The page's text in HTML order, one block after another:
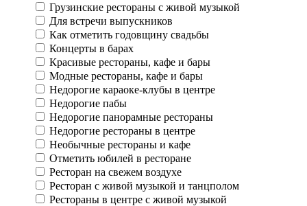
Грузинские рестораны с живой музыкой
Для встречи выпускников
Как отметить годовщину свадьбы
Концерты в барах
Красивые рестораны, кафе и бары
Модные рестораны, кафе и бары
Недорогие караоке-клубы в центре
Недорогие пабы
Недорогие панорамные рестораны
Недорогие рестораны в центре
Необычные рестораны и кафе
Отметить юбилей в ресторане
Ресторан на свежем воздухе
Ресторан с живой музыкой и танцполом
Рестораны в центре с живой музыкой